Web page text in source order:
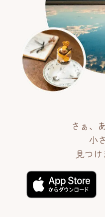
さぁ、
小
見つ